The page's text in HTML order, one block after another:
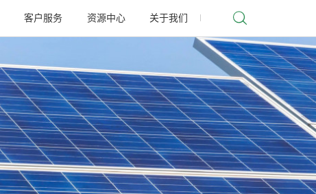
客户服务 资源中心 关于我们